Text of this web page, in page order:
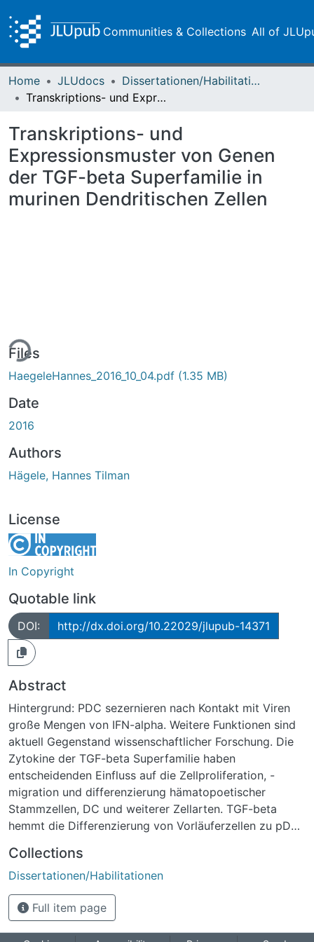
Communities & Collections All of
Home JLUdocs
Dissertationen/Habilitationen
Transkriptions- und Expressionsmuster von Genen der TGF-beta Superfamilie in murinen Dendritischen Zellen
Transkriptions- und
Expressionsmuster von Genen
der TGF-beta Superfamilie in
murinen Dendritischen Zellen
Files
HaegeleHannes_2016_10_04.pdf (1.35 MB)
Date
2016
Authors
Hägele, Hannes Tilman
License
In Copyright
Quotable link
DOI: http://dx.doi.org/10.22029/jlupub-14371
Abstract
Hintergrund: PDC sezernieren nach Kontakt mit Viren
große Mengen von IFN-alpha. Weitere Funktionen sind
aktuell Gegenstand wissenschaftlicher Forschung. Die
Zytokine der TGF-beta Superfamilie haben
entscheidenden Einfluss auf die Zellproliferation, -
migration und differenzierung hämatopoetischer
Stammzellen, DC und weiterer Zellarten. TGF-beta
hemmt die Differenzierung von Vorläuferzellen zu pDC
Wundheilung werden TGF-beta profibrotische
Eigenschaften zugesprochen.Zielsetzung der
Dissertation war die Erstellung eines Transkriptions-
und Expressionsmusters von Genen der TGF-beta
Collections
Dissertationen/Habilitationen
Full item page